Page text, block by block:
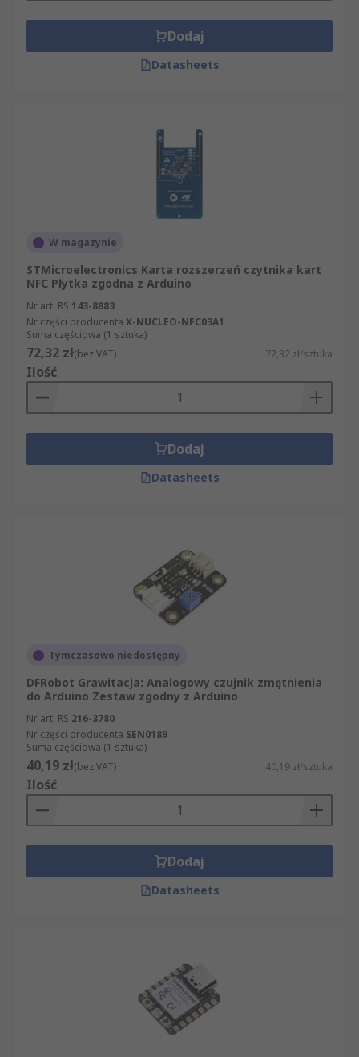
Dodaj
Datasheets
W magazynie
STMicroelectronics Karta rozszerzeń czytnika kart
NFC Płytka zgodna z Arduino
Nr art. RS 143-8883
Nr części producenta X-NUCLEO-NFC03A1
Suma częściowa (1 sztuka)
72,32 zł(bez VAT) 72,32 zł/sztuka
Ilość
Dodaj
Datasheets
Tymczasowo niedostępny
DFRobot Grawitacja: Analogowy czujnik zmętnienia
do Arduino Zestaw zgodny z Arduino
Nr art. RS 216-3780
Nr części producenta SEN0189
Suma częściowa (1 sztuka)
40,19 zł(bez VAT) 40,19 zł/sztuka
Ilość
Dodaj
Datasheets